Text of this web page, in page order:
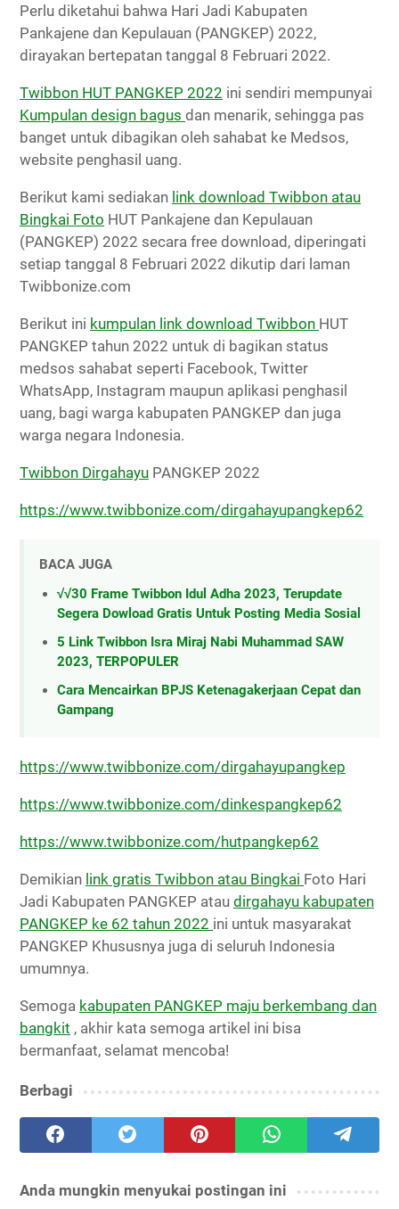
Perlu diketahui bahwa Hari Jadi Kabupaten
Pankajene dan Kepulauan (PANGKEP) 2022,
dirayakan bertepatan tanggal 8 Februari 2022.
Twibbon HUT PANGKEP 2022 ini sendiri mempunyai
Kumpulan design bagus dan menarik, sehingga pas
banget untuk dibagikan oleh sahabat ke Medsos,
website penghasil uang.
Berikut kami sediakan link download Twibbon atau
Bingkai Foto HUT Pankajene dan Kepulauan
(PANGKEP) 2022 secara free download, diperingati
setiap tanggal 8 Februari 2022 dikutip dari laman
Twibbonize.com
Berikut ini kumpulan link download Twibbon HUT
PANGKEP tahun 2022 untuk di bagikan status
medsos sahabat seperti Facebook, Twitter
WhatsApp, Instagram maupun aplikasi penghasil
uang, bagi warga kabupaten PANGKEP dan juga
warga negara Indonesia.
Twibbon Dirgahayu PANGKEP 2022
https://www.twibbonize.com/dirgahayupangkep62
BACA JUGA
√√30 Frame Twibbon Idul Adha 2023, Terupdate
Segera Dowload Gratis Untuk Posting Media Sosial
5 Link Twibbon Isra Miraj Nabi Muhammad SAW
2023, TERPOPULER
Cara Mencairkan BPJS Ketenagakerjaan Cepat dan
Gampang
https://www.twibbonize.com/dirgahayupangkep
https://www.twibbonize.com/dinkespangkep62
https://www.twibbonize.com/hutpangkep62
Demikian link gratis Twibbon atau Bingkai Foto Hari
Jadi Kabupaten PANGKEP atau dirgahayu kabupaten
PANGKEP ke 62 tahun 2022 ini untuk masyarakat
PANGKEP Khususnya juga di seluruh Indonesia
umumnya.
Semoga kabupaten PANGKEP maju berkembang dan
bangkit , akhir kata semoga artikel ini bisa
bermanfaat, selamat mencoba!
Berbagi
Anda mungkin menyukai postingan ini